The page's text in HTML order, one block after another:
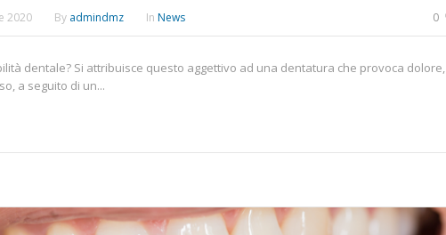
0
2020 By admindmz In News
dentale? Si attribuisce questo aggettivo ad una dentatura che provoca dolore,
a seguito di un...